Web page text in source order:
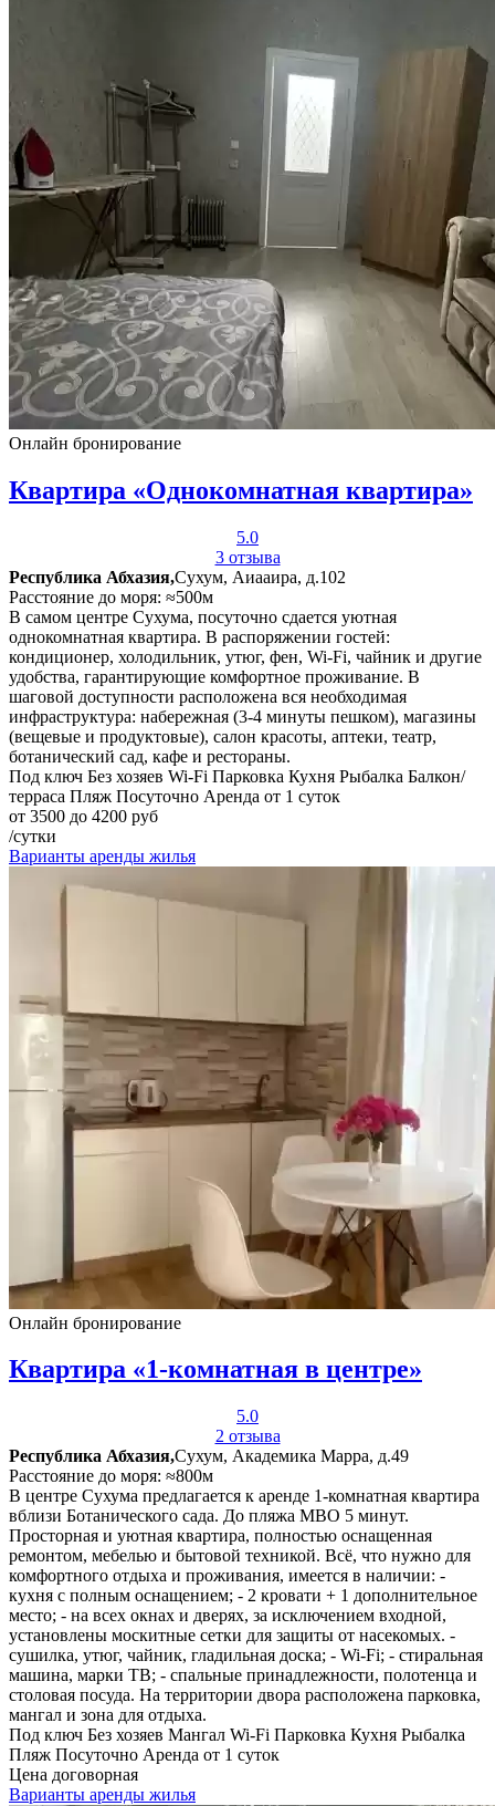
Онлайн бронирование
Квартира «Однокомнатная квартира»
5.0
3 отзыва
Республика Абхазия,Сухум, Аиааира, д.102
Расстояние до моря: ≈500м
В самом центре Сухума, посуточно сдается уютная
однокомнатная квартира. В распоряжении гостей:
кондиционер, холодильник, утюг, фен, Wi-Fi, чайник и другие
удобства, гарантирующие комфортное проживание. В
шаговой доступности расположена вся необходимая
инфраструктура: набережная (3-4 минуты пешком), магазины
(вещевые и продуктовые), салон красоты, аптеки, театр,
ботанический сад, кафе и рестораны.
Под ключ Без хозяев Wi-Fi Парковка Кухня Рыбалка Балкон/
терраса Пляж Посуточно Аренда от 1 суток
от 3500 до 4200 руб
/сутки
Варианты аренды жилья
Онлайн бронирование
Квартира «1-комнатная в центре»
5.0
2 отзыва
Республика Абхазия,Сухум, Академика Марра, д.49
Расстояние до моря: ≈800м
В центре Сухума предлагается к аренде 1-комнатная квартира
вблизи Ботанического сада. До пляжа МВО 5 минут.
Просторная и уютная квартира, полностью оснащенная
ремонтом, мебелью и бытовой техникой. Всё, что нужно для
комфортного отдыха и проживания, имеется в наличии: -
кухня с полным оснащением; - 2 кровати + 1 дополнительное
место; - на всех окнах и дверях, за исключением входной,
установлены москитные сетки для защиты от насекомых. -
сушилка, утюг, чайник, гладильная доска; - Wi-Fi; - стиральная
машина, марки TB; - спальные принадлежности, полотенца и
столовая посуда. На территории двора расположена парковка,
мангал и зона для отдыха.
Под ключ Без хозяев Мангал Wi-Fi Парковка Кухня Рыбалка
Пляж Посуточно Аренда от 1 суток
Цена договорная
Варианты аренды жилья